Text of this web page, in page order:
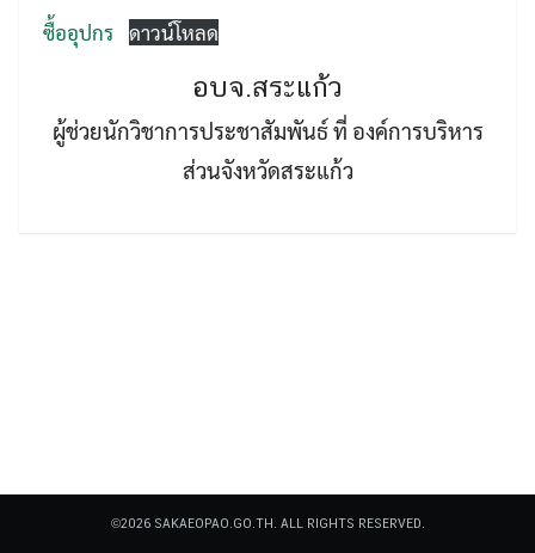
ซื้ออุปกร ดาวน์โหลด
อบจ.สระแก้ว
ผู้ช่วยนักวิชาการประชาสัมพันธ์ ที่ องค์การบริหาร
ส่วนจังหวัดสระแก้ว
©2026 SAKAEOPAO.GO.TH. ALL RIGHTS RESERVED.